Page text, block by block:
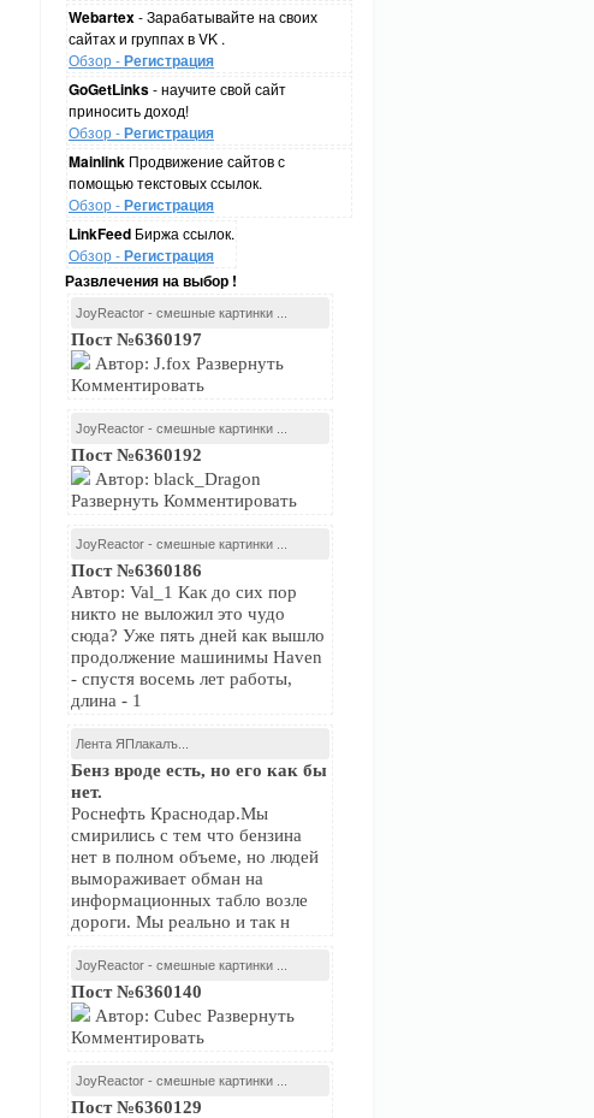
Webartex- Зарабатывайте на своих
сайтах и группах в VK .
Обзор -Регистрация
GoGetLinks- научите свой сайт
приносить доход!
Обзор -Регистрация
Mainlink Продвижение сайтов с
помощью текстовых ссылок.
Обзор -Регистрация
LinkFeed Биржа ссылок.
Обзор -Регистрация
Развлечения на выбор !
JoyReactor - смешные картинки ...
Пост №6360197
Автор: J.fox Развернуть
Комментировать
JoyReactor - смешные картинки ...
Пост №6360192
Автор: black_Dragon
Развернуть Комментировать
JoyReactor - смешные картинки ...
Пост №6360186
Автор: Val_1 Как до сих пор
никто не выложил это чудо
сюда? Уже пять дней как вышло
продолжение машинимы Haven
- спустя восемь лет работы,
длина - 1
Лента ЯПлакалъ...
Бенз вроде есть, но его как бы
нет.
Роснефть Краснодар.Мы
смирились с тем что бензина
нет в полном объеме, но людей
вымораживает обман на
информационных табло возле
дороги. Мы реально и так н
JoyReactor - смешные картинки ...
Пост №6360140
Автор: Cubec Развернуть
Комментировать
JoyReactor - смешные картинки ...
Пост №6360129